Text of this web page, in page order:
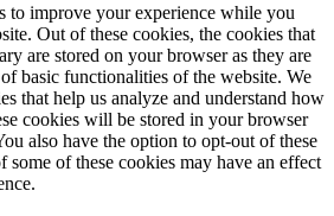
to improve your experience while you
Out of these cookies, the cookies that
are stored on your browser as they are
basic functionalities of the website. We
that help us analyze and understand how
cookies will be stored in your browser
also have the option to opt-out of these
of these cookies may have an effect